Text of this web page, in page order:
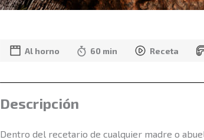
Al horno 60 min Receta
Descripción
Dentro del recetario de cualquier madre o